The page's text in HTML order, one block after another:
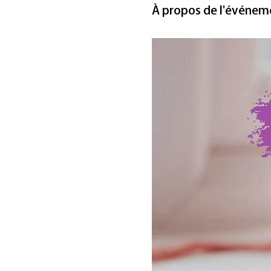
À propos de